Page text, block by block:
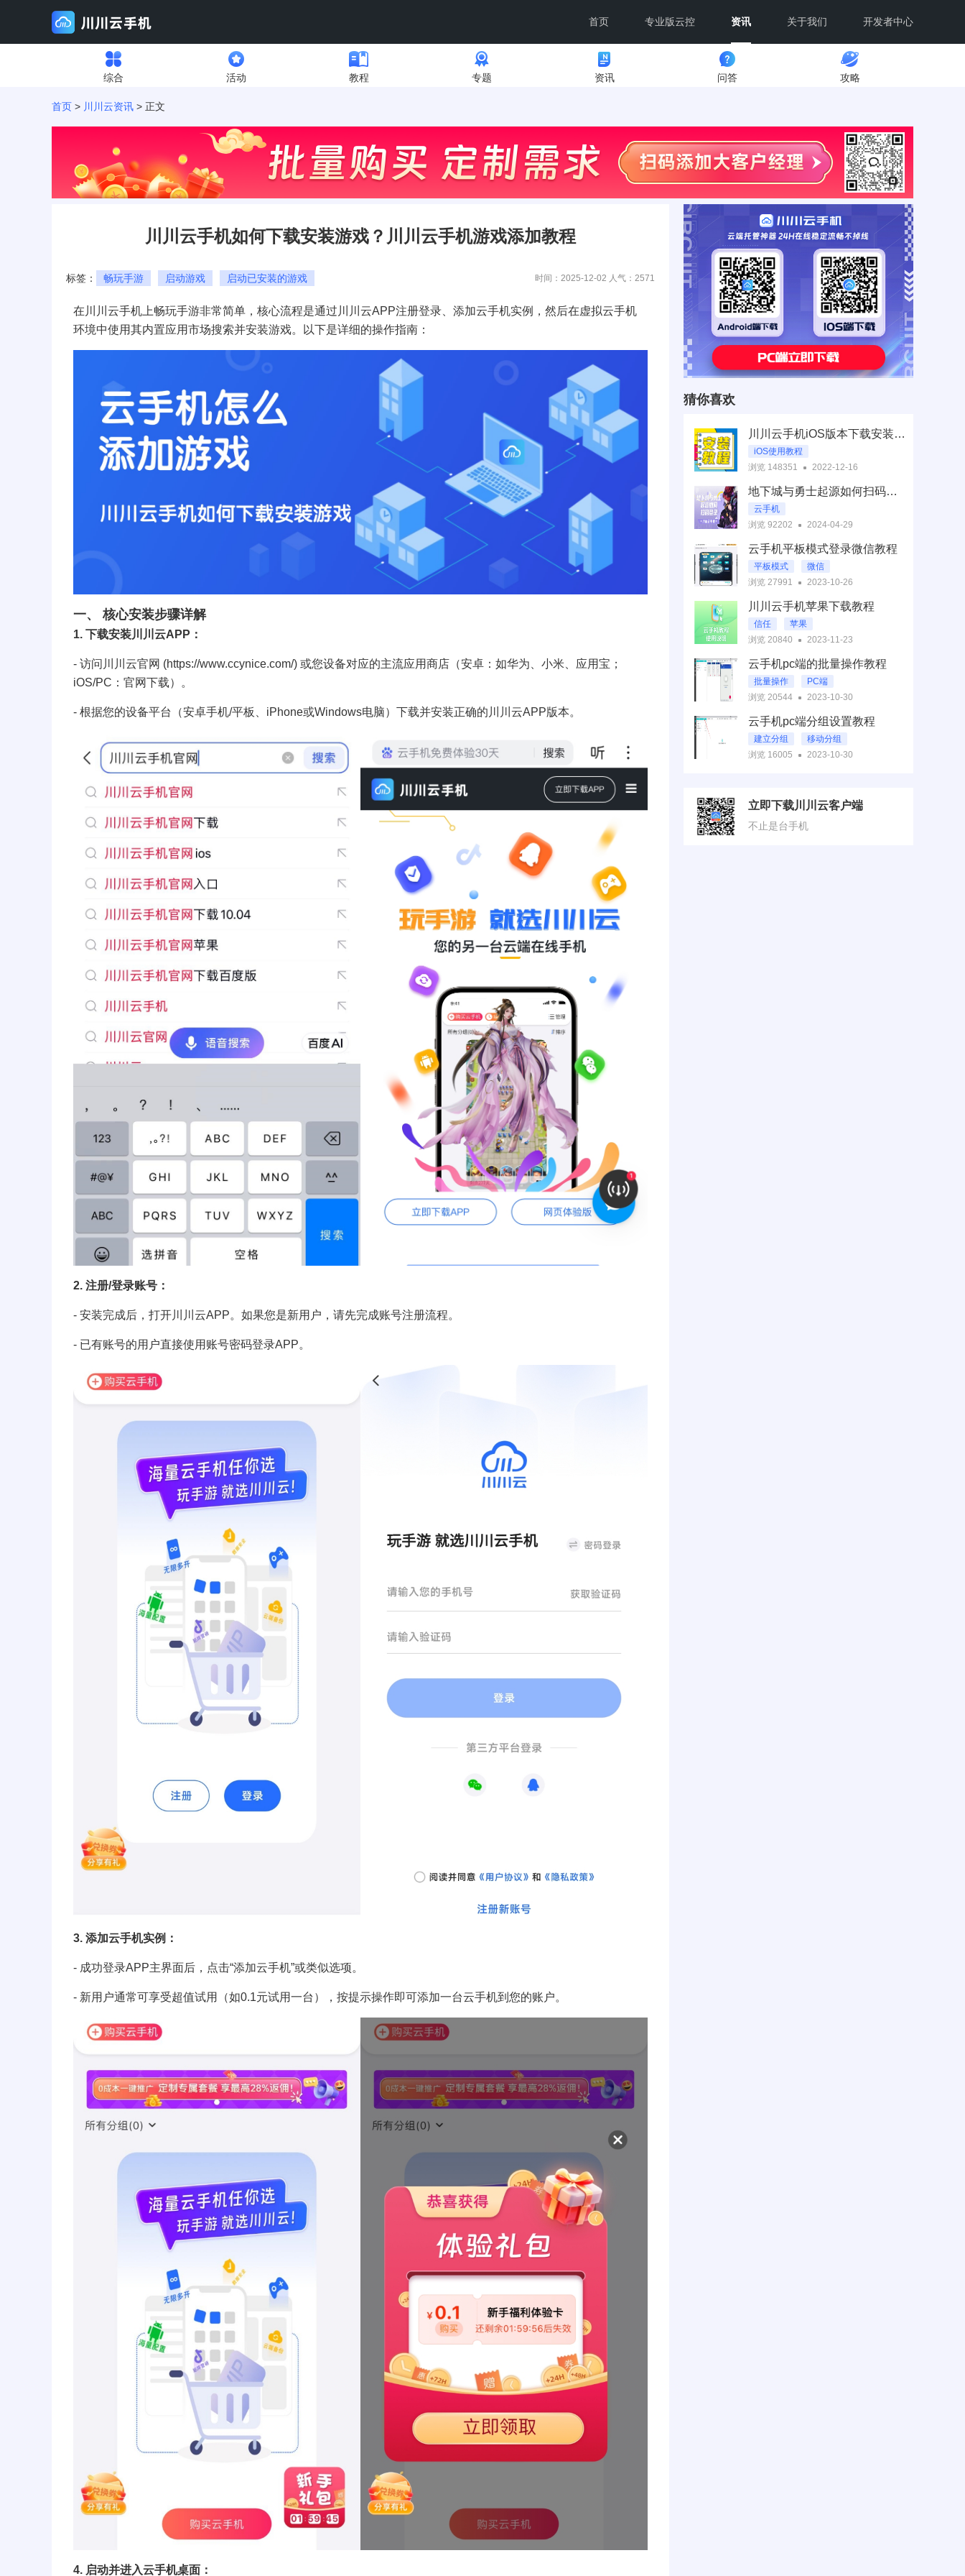
首页 专业版云控 资讯 关于我们 开发者中心
综合 活动 教程 专题 资讯 问答 攻略
首页 > 川川云资讯 > 正文
川川云手机如何下载安装游戏？川川云手机游戏添加教程
时间：2025-12-02 人气： 2571
标签： 畅玩手游 启动游戏 启动已安装的游戏
在川川云手机上畅玩手游非常简单，核心流程是通过川川云APP注册登录、添加云手机实例，然后在虚拟云手机
环境中使用其内置应用市场搜索并安装游戏。以下是详细的操作指南：
一、 核心安装步骤详解
1. 下载安装川川云APP：
- 访问川川云官网 (https://www.ccynice.com/) 或您设备对应的主流应用商店（安卓：如华为、小米、应用宝；
iOS/PC：官网下载）。
- 根据您的设备平台（安卓手机/平板、iPhone或Windows电脑）下载并安装正确的川川云APP版本。
2. 注册/登录账号：
- 安装完成后，打开川川云APP。如果您是新用户，请先完成账号注册流程。
- 已有账号的用户直接使用账号密码登录APP。
3. 添加云手机实例：
- 成功登录APP主界面后，点击“添加云手机”或类似选项。
- 新用户通常可享受超值试用（如0.1元试用一台），按提示操作即可添加一台云手机到您的账户。
4. 启动并进入云手机桌面：
猜你喜欢
川川云手机iOS版本下载安装指南
iOS使用教程
浏览 148351
2022-12-16
地下城与勇士起源如何扫码登录|云手机快速登录教程【干货】
云手机
地下城与勇士起源云手机
地下城与勇士起源如何扫码登录
浏览 92202 2024-04-29
云手机平板模式登录微信教程
平板模式
微信
浏览 27991
2023-10-26
川川云手机苹果下载教程
信任
苹果
浏览 20840
2023-11-23
云手机pc端的批量操作教程
批量操作
PC端
浏览 20544
2023-10-30
云手机pc端分组设置教程
建立分组
移动分组
浏览 16005
2023-10-30
立即下载川川云客户端
不止是台手机